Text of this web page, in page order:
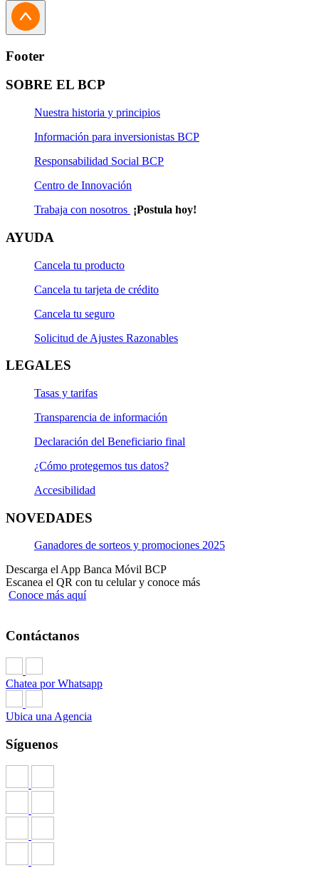
Footer
SOBRE EL BCP
Nuestra historia y principios
Información para inversionistas BCP
Responsabilidad Social BCP
Centro de Innovación
Trabaja con nosotros ¡Postula hoy!
AYUDA
Cancela tu producto
Cancela tu tarjeta de crédito
Cancela tu seguro
Solicitud de Ajustes Razonables
LEGALES
Tasas y tarifas
Transparencia de información
Declaración del Beneficiario final
¿Cómo protegemos tus datos?
Accesibilidad
NOVEDADES
Ganadores de sorteos y promociones 2025
Descarga el App Banca Móvil BCP
Escanea el QR con tu celular y conoce más
Conoce más aquí
Contáctanos
Chatea por Whatsapp
Ubica una Agencia
Síguenos